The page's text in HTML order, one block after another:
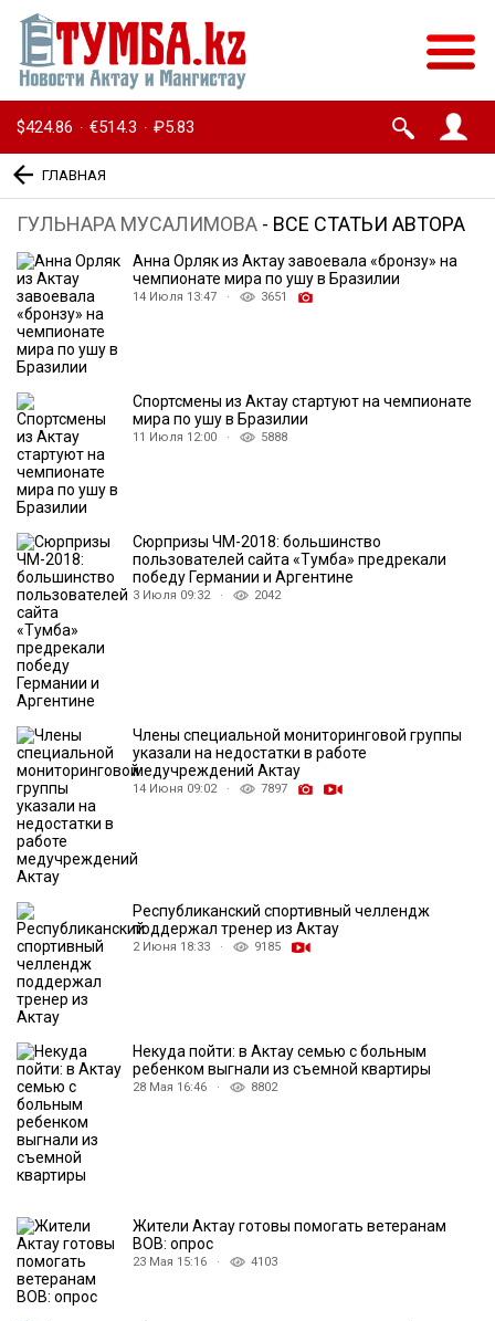
$424.86 · €514.3 · ₽5.83
ГЛАВНАЯ
ГУЛЬНАРА МУСАЛИМОВА - ВСЕ СТАТЬИ АВТОРА
Анна Орляк из Актау завоевала «бронзу» на
чемпионате мира по ушу в Бразилии
14 Июля 13:47 · 3651
Спортсмены из Актау стартуют на чемпионате
мира по ушу в Бразилии
11 Июля 12:00 · 5888
Сюрпризы ЧМ-2018: большинство
пользователей сайта «Тумба» предрекали
победу Германии и Аргентине
3 Июля 09:32 · 2042
Члены специальной мониторинговой группы
указали на недостатки в работе
медучреждений Актау
14 Июня 09:02 · 7897
Республиканский спортивный челлендж
поддержал тренер из Актау
2 Июня 18:33 · 9185
Некуда пойти: в Актау семью с больным
ребенком выгнали из съемной квартиры
28 Мая 16:46 · 8802
Жители Актау готовы помогать ветеранам
ВОВ: опрос
23 Мая 15:16 · 4103